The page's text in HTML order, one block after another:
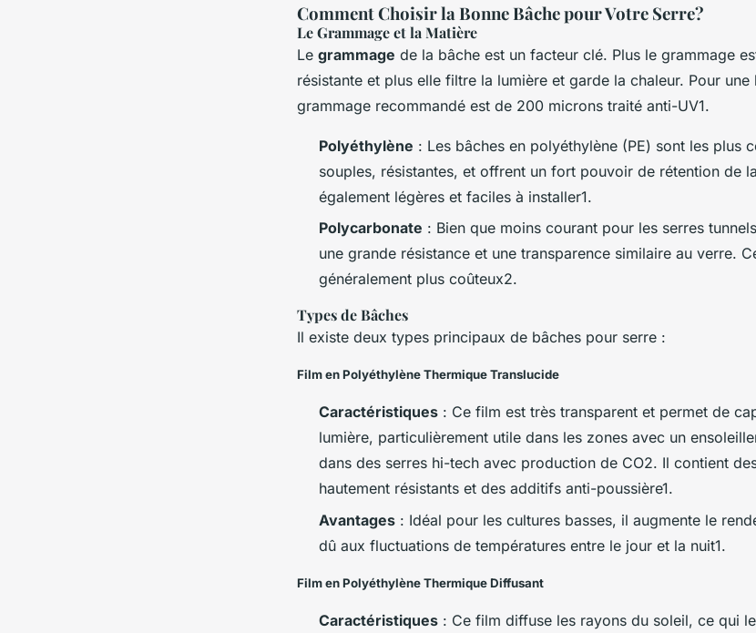
Comment Choisir la Bonne Bâche pour Votre Serre?
Le Grammage et la Matière
Le grammage de la bâche est un facteur clé. Plus le grammage
résistante et plus elle filtre la lumière et garde la chaleur. Pour une
grammage recommandé est de 200 microns traité anti-UV1.
Polyéthylène : Les bâches en polyéthylène (PE) sont les plus
souples, résistantes, et offrent un fort pouvoir de rétention de
également légères et faciles à installer1.
Polycarbonate : Bien que moins courant pour les serres
une grande résistance et une transparence similaire au verre.
généralement plus coûteux2.
Types de Bâches
Il existe deux types principaux de bâches pour serre :
Film en Polyéthylène Thermique Translucide
Caractéristiques : Ce film est très transparent et permet de
lumière, particulièrement utile dans les zones avec un
dans des serres hi-tech avec production de CO2. Il contient
hautement résistants et des additifs anti-poussière1.
Avantages : Idéal pour les cultures basses, il augmente le
dû aux fluctuations de températures entre le jour et la nuit1.
Film en Polyéthylène Thermique Diffusant
Caractéristiques : Ce film diffuse les rayons du soleil, ce qui